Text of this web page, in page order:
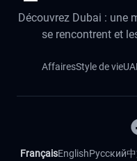
Découvrez Dubai : une
se rencontrent et
AffairesStyle de vie
FrançaisEnglishРусский